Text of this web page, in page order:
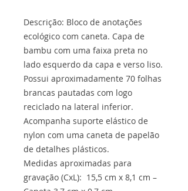
Descrição: Bloco de anotações
ecológico com caneta. Capa de
bambu com uma faixa preta no
lado esquerdo da capa e verso liso.
Possui aproximadamente 70 folhas
brancas pautadas com logo
reciclado na lateral inferior.
Acompanha suporte elástico de
nylon com uma caneta de papelão
de detalhes plásticos.
Medidas aproximadas para
gravação (CxL): 15,5 cm x 8,1 cm –